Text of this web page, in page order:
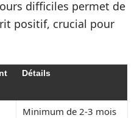
difficiles permet de
positif, crucial pour
Détails
Minimum de 2-3 mois